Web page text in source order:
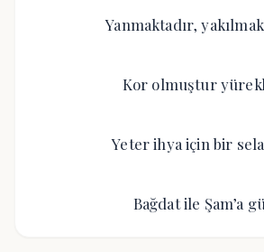
Yanmaktadır,
Kor olmuştur
Yeter ihya için bir
Bağdat ile Şam’a